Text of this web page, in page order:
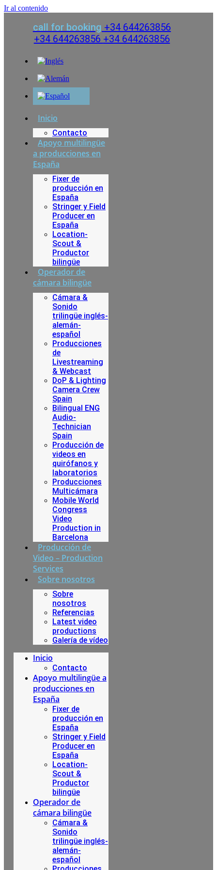
Ir al contenido
call for booking +34 644263856
+34 644263856 +34 644263856
Inicio
Contacto
Apoyo multilingüe
a producciones en
España
Fixer de
producción en
España
Stringer y Field
Producer en
España
Location-
Scout &
Productor
bilingüe
Operador de
cámara bilingüe
Cámara &
Sonido
trilingüe inglés-
alemán-
español
Producciones
de
Livestreaming
& Webcast
DoP & Lighting
Camera Crew
Spain
Bilingual ENG
Audio-
Technician
Spain
Producción de
videos en
quirófanos y
laboratorios
Producciones
Multicámara
Mobile World
Congress
Video
Production in
Barcelona
Producción de
Video – Production
Services
Sobre nosotros
Sobre
nosotros
Referencias
Latest video
productions
Galería de vídeo
Inicio
Contacto
Apoyo multilingüe a
producciones en
España
Fixer de
producción en
España
Stringer y Field
Producer en
España
Location-
Scout &
Productor
bilingüe
Operador de
cámara bilingüe
Cámara &
Sonido
trilingüe inglés-
alemán-
español